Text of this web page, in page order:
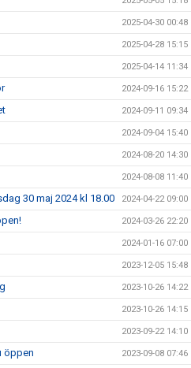
2025-04-30 00:48
2025-04-28 15:15
2025-04-14 11:34
2024-09-16 15:22
2024-09-11 09:34
2024-09-04 15:40
2024-08-20 14:30
2024-08-08 11:40
30 maj 2024 kl 18.00 2024-04-22 09:00
2024-03-26 22:20
2024-01-16 07:00
2023-12-05 15:48
2023-10-26 14:22
2023-10-26 14:15
2023-09-22 14:10
öppen 2023-09-08 07:46